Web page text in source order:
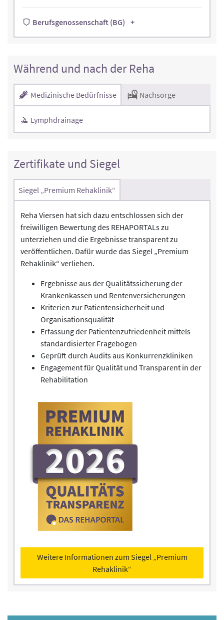
Berufsgenossenschaft (BG)
Während und nach der Reha
Medizinische Bedürfnisse Nachsorge
Lymphdrainage
Zertifikate und Siegel
Siegel „Premium Rehaklinik“
Reha Viersen hat sich dazu entschlossen sich der
freiwilligen Bewertung des REHAPORTALs zu
unterziehen und die Ergebnisse transparent zu
veröffentlichen. Dafür wurde das Siegel „Premium
Rehaklinik“ verliehen.
Ergebnisse aus der Qualitätssicherung der
Krankenkassen und Rentenversicherungen
Kriterien zur Patientensicherheit und
Organisationsqualität
Erfassung der Patientenzufriedenheit mittels
standardisierter Fragebogen
Geprüft durch Audits aus Konkurrenzkliniken
Engagement für Qualität und Transparent in der
Rehabilitation
Weitere Informationen zum Siegel „Premium
Rehaklinik“